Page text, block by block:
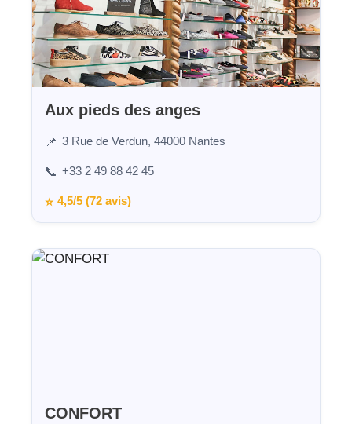
Aux pieds des anges
📌 3 Rue de Verdun, 44000 Nantes
📞 +33 2 49 88 42 45
⭐ 4,5/5 (72 avis)
CONFORT